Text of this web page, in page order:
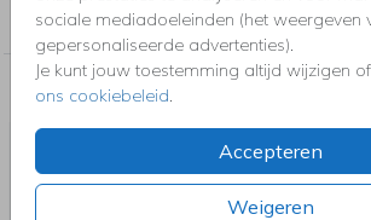
sociale mediadoeleinden (het weergeven
gepersonaliseerde advertenties).
Je kunt jouw toestemming altijd wijzigen
ons cookiebeleid.
Accepteren
Weigeren
kerstdiner, pensioen, save the dat, tuinfeest,
Nog meer in deze stijl voor jou